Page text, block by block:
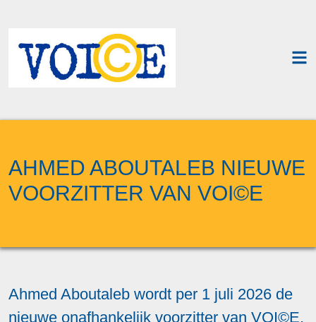
AHMED ABOUTALEB NIEUWE
VOORZITTER VAN VOI©E
Ahmed Aboutaleb wordt per 1 juli 2026 de
nieuwe onafhankelijk voorzitter van VOI©E,